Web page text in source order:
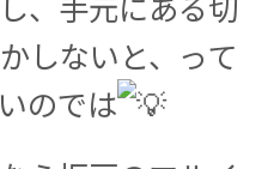
しないと、って
のでは